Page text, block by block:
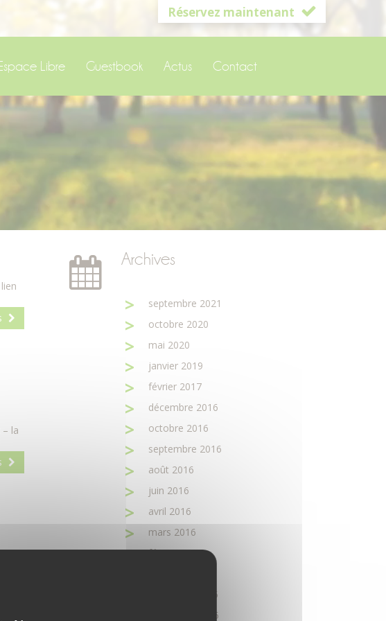
Réservez maintenant
Libre Guestbook Actus Contact
la
Archives
septembre 2021
octobre 2020
mai 2020
janvier 2019
février 2017
décembre 2016
octobre 2016
septembre 2016
août 2016
juin 2016
avril 2016
mars 2016
février 2016
décembre 2015
novembre 2015